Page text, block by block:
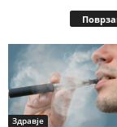
Здравје